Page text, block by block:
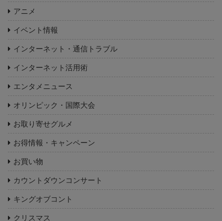
アニメ
イベント情報
インターネット・通信トラブル
インターネット活用術
エンタメニュース
オリンピック・国際大会
お取り寄せグルメ
お得情報・キャンペーン
お買い物
カウントダウンコンサート
キングオブコント
クリスマス